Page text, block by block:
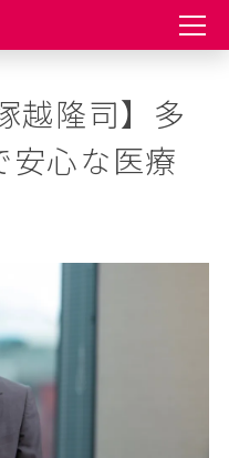
越隆司】多
安心な医療